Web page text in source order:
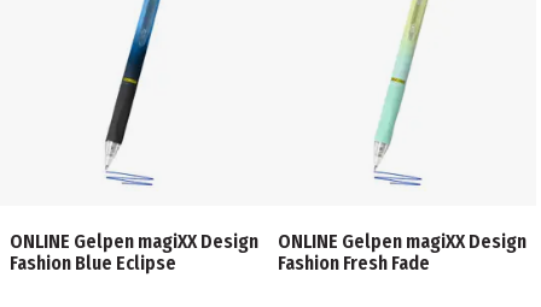
ONLINE Gelpen magiXX Design
Fashion Blue Eclipse
ONLINE Gelpen magiXX Design
Fashion Fresh Fade